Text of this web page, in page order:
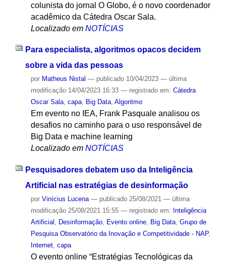
colunista do jornal O Globo, é o novo coordenador
acadêmico da Cátedra Oscar Sala.
Localizado em NOTÍCIAS
Para especialista, algoritmos opacos decidem
sobre a vida das pessoas
por Matheus Nistal — publicado10/04/2023 — última
modificação14/04/2023 16:33 — registrado em: Cátedra
Oscar Sala, capa, Big Data, Algoritmo
Em evento no IEA, Frank Pasquale analisou os
desafios no caminho para o uso responsável de
Big Data e machine learning
Localizado em NOTÍCIAS
Pesquisadores debatem uso da Inteligência
Artificial nas estratégias de desinformação
por Vinícius Lucena — publicado25/08/2021 — última
modificação25/08/2021 15:55 — registrado em: Inteligência
Artificial , Desinformação, Evento online, Big Data, Grupo de
Pesquisa Observatório da Inovação e Competitividade - NAP,
Internet, capa
O evento online “Estratégias Tecnológicas da